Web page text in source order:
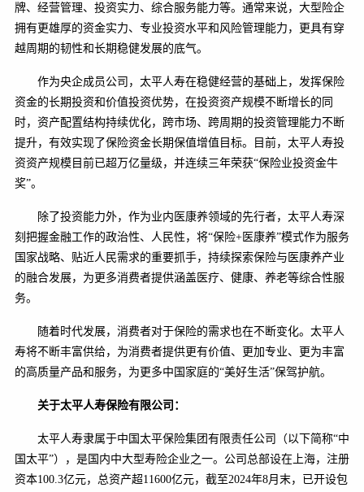
牌、经营管理、投资实力、综合服务能力等。通常来说，大型险企
拥有更雄厚的资金实力、专业投资水平和风险管理能力，更具有穿
越周期的韧性和长期稳健发展的底气。
作为央企成员公司，太平人寿在稳健经营的基础上，发挥保险
资金的长期投资和价值投资优势，在投资资产规模不断增长的同
时，资产配置结构持续优化，跨市场、跨周期的投资管理能力不断
提升，有效实现了保险资金长期保值增值目标。目前，太平人寿投
资资产规模目前已超万亿量级，并连续三年荣获“保险业投资金牛
奖”。
除了投资能力外，作为业内医康养领域的先行者，太平人寿深
刻把握金融工作的政治性、人民性，将“保险+医康养”模式作为服务
国家战略、贴近人民需求的重要抓手，持续探索保险与医康养产业
的融合发展，为更多消费者提供涵盖医疗、健康、养老等综合性服
务。
随着时代发展，消费者对于保险的需求也在不断变化。太平人
寿将不断丰富供给，为消费者提供更有价值、更加专业、更为丰富
的高质量产品和服务，为更多中国家庭的“美好生活”保驾护航。
关于太平人寿保险有限公司：
太平人寿隶属于中国太平保险集团有限责任公司（以下简称“中
国太平”），是国内中大型寿险企业之一。公司总部设在上海，注册
资本100.3亿元，总资产超11600亿元，截至2024年8月末，已开设包